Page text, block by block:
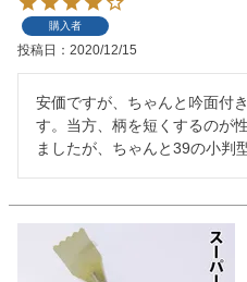
購入者
投稿日 2020/12/15
安価ですが、ちゃんと吟面付
す。当方、柄を短くするのが
ましたが、ちゃんと39の小判